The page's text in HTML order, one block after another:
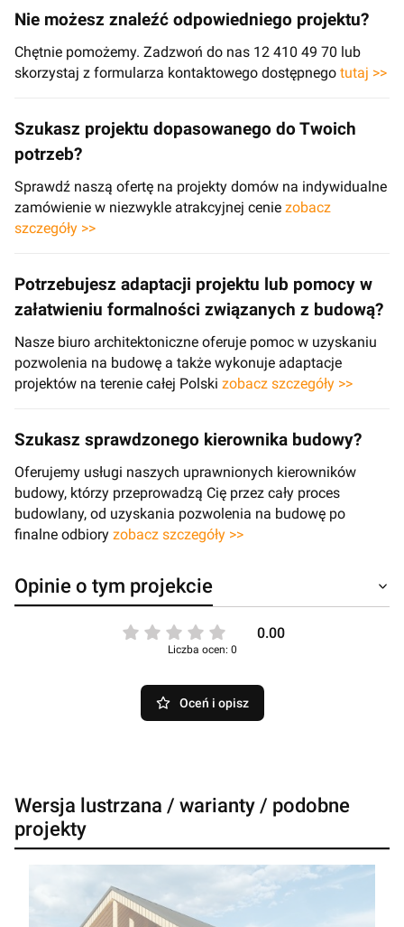
Nie możesz znaleźć odpowiedniego projektu?
Chętnie pomożemy. Zadzwoń do nas 12 410 49 70 lub
skorzystaj z formularza kontaktowego dostępnego tutaj >>
Szukasz projektu dopasowanego do Twoich
potrzeb?
Sprawdź naszą ofertę na projekty domów na indywidualne
zamówienie w niezwykle atrakcyjnej cenie zobacz
szczegóły >>
Potrzebujesz adaptacji projektu lub pomocy w
załatwieniu formalności związanych z budową?
Nasze biuro architektoniczne oferuje pomoc w uzyskaniu
pozwolenia na budowę a także wykonuje adaptacje
projektów na terenie całej Polski zobacz szczegóły >>
Szukasz sprawdzonego kierownika budowy?
Oferujemy usługi naszych uprawnionych kierowników
budowy, którzy przeprowadzą Cię przez cały proces
budowlany, od uzyskania pozwolenia na budowę po
finalne odbiory zobacz szczegóły >>
Opinie o tym projekcie
0.00
Liczba ocen: 0
Oceń i opisz
Wersja lustrzana / warianty / podobne
projekty